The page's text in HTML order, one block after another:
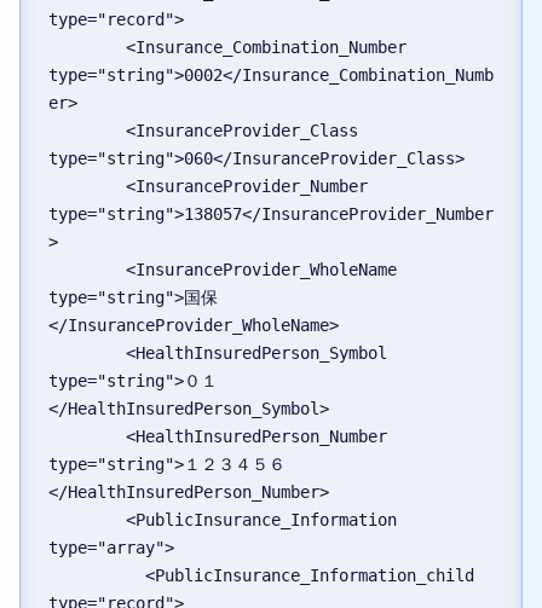
type="record">
type="string">0002</Insurance_Combination_Numb
er>
type="string">060</InsuranceProvider_Class>
type="string">138057</InsuranceProvider_Number
>
type="string">国保
</InsuranceProvider_WholeName>
type="string">０１
</HealthInsuredPerson_Symbol>
type="string">１２３４５６
</HealthInsuredPerson_Number>
type="array">
type="record">